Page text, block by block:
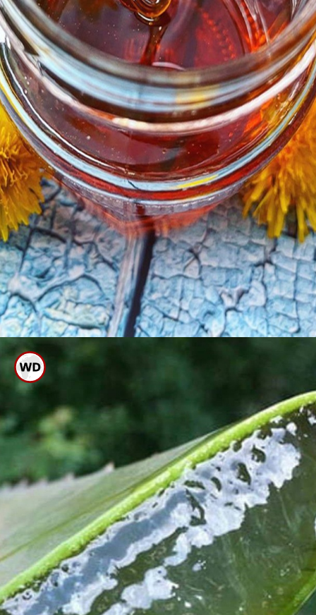
ಸುಟ್ಟ ಗಾಯವಾದ ಭಾಗಕ್ಕೆ ಜೇನು
ತುಪ್ಪವನ್ನು ಹಚ್ಚಿಕೊಳ್ಳುವುದರಿಂದ ಉರಿ
ಮತ್ತು ಬೊಬ್ಬೆಯಾಗದು